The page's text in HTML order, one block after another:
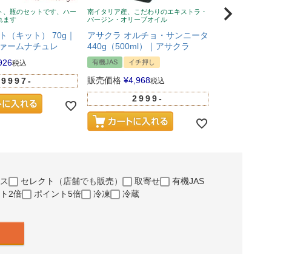
、瓶のセットです、ハー
ます
（キット） 70g｜
ームナチュレ
税込
9997-
南イタリア産、こだわりのエキストラ・
バージン・オリーブオイル
アサクラ オルチョ・サンニータ
440g（500ml）｜アサクラ
有機JAS イチ押し
販売価格 ¥4,968税込
2999-
風邪予防に！ニュー
蜂蜜、無添加、クセ
セレクト（店舗でも販売） 取寄せ
有機JAS
2倍
ポイント5倍 冷凍 冷蔵